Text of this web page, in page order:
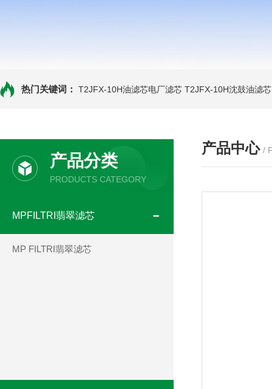
热门关键词： T2JFX-10H油滤芯电厂滤芯 T2JFX-10H沈鼓油滤芯
产品分类
PRODUCTS CATEGORY
MPFILTRI翡翠滤芯
MP FILTRI翡翠滤芯
产品中心 /